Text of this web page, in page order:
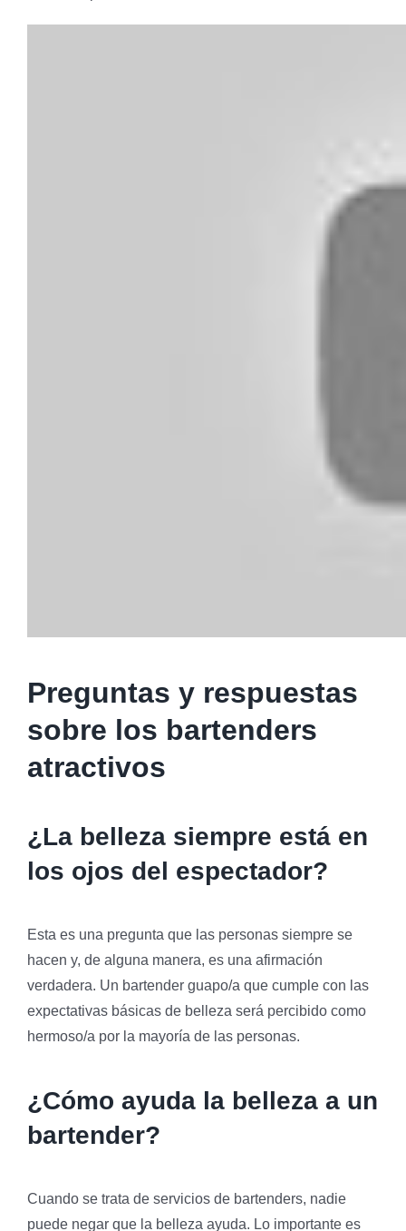
Preguntas y respuestas
sobre los bartenders
atractivos
¿La belleza siempre está en
los ojos del espectador?
Esta es una pregunta que las personas siempre se
hacen y, de alguna manera, es una afirmación
verdadera. Un bartender guapo/a que cumple con las
expectativas básicas de belleza será percibido como
hermoso/a por la mayoría de las personas.
¿Cómo ayuda la belleza a un
bartender?
Cuando se trata de servicios de bartenders, nadie
puede negar que la belleza ayuda. Lo importante es